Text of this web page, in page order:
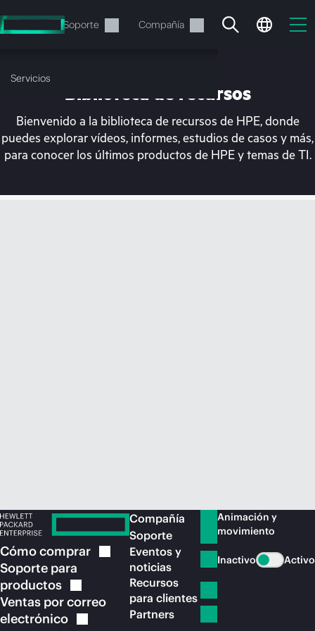
al
contenido
Soporte Compañía
Servicios
En estos momentos, tu
Biblioteca de recursos
Bienvenido a la biblioteca de recursos de HPE, donde
puedes explorar vídeos, informes, estudios de casos y más,
para conocer los últimos productos de HPE y temas de TI.
Cómocomprar
Soporte para
productos
Ventas por correo
electrónico
Compañía
Soporte
Eventos y
noticias
Recursos
para clientes
Partners
Animación y
movimiento
Inactivo Activo